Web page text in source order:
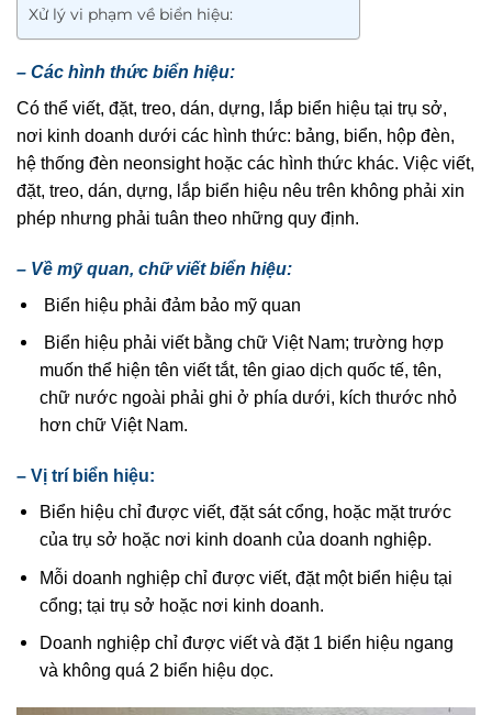
Xử lý vi phạm về biển hiệu:
– Các hình thức biển hiệu:
Có thể viết, đặt, treo, dán, dựng, lắp biển hiệu tại trụ sở,
nơi kinh doanh dưới các hình thức: bảng, biển, hộp đèn,
hệ thống đèn neonsight hoặc các hình thức khác. Việc viết,
đặt, treo, dán, dựng, lắp biển hiệu nêu trên không phải xin
phép nhưng phải tuân theo những quy định.
– Về mỹ quan, chữ viết biển hiệu:
Biển hiệu phải đảm bảo mỹ quan
Biển hiệu phải viết bằng chữ Việt Nam; trường hợp
muốn thể hiện tên viết tắt, tên giao dịch quốc tế, tên,
chữ nước ngoài phải ghi ở phía dưới, kích thước nhỏ
hơn chữ Việt Nam.
– Vị trí biển hiệu:
Biển hiệu chỉ được viết, đặt sát cổng, hoặc mặt trước
của trụ sở hoặc nơi kinh doanh của doanh nghiệp.
Mỗi doanh nghiệp chỉ được viết, đặt một biển hiệu tại
cổng; tại trụ sở hoặc nơi kinh doanh.
Doanh nghiệp chỉ được viết và đặt 1 biển hiệu ngang
và không quá 2 biển hiệu dọc.